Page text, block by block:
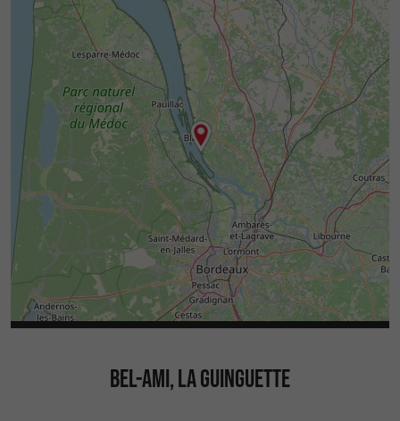
BEL-AMI, LA GUINGUETTE